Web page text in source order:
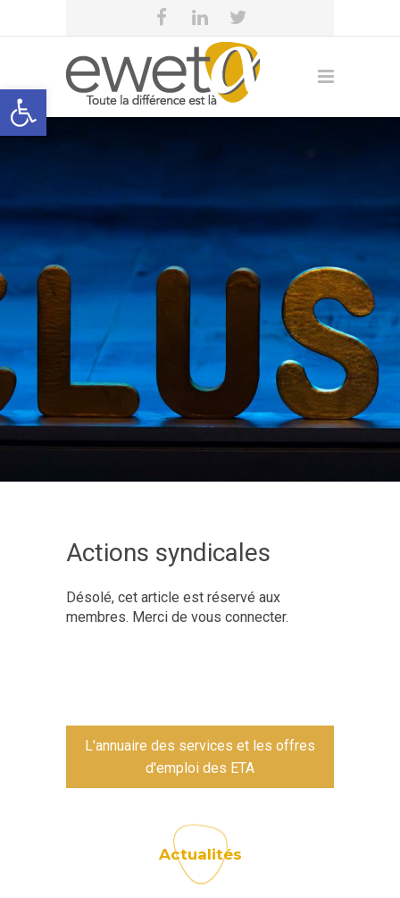
Open toolbar
eweta
Actions syndicales
Désolé, cet article est réservé aux
membres. Merci de vous connecter.
L'annuaire des services et les offres
d'emploi des ETA
Actualités